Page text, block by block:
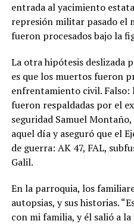
entrada al yacimiento
represión militar pasado el
fueron procesados bajo la
La otra hipótesis deslizada
es que los muertos fueron
enfrentamiento civil. Falso:
fueron respaldadas por el
seguridad Samuel
aquel día y aseguró que el
de guerra: AK 47, FAL,
Galil.
En la parroquia, los
autopsias, y sus historias.
con mi familia, y él salió a